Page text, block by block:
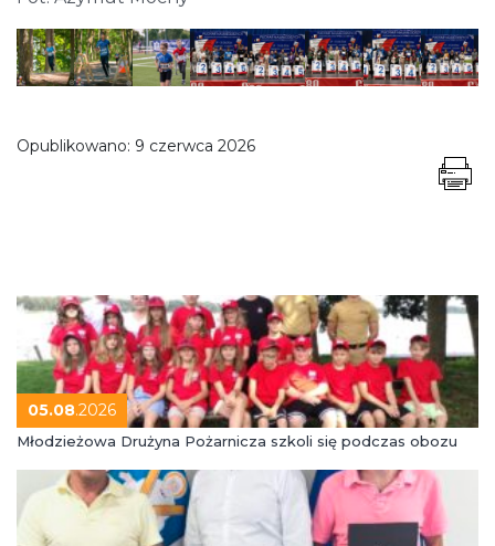
Opublikowano: 9 czerwca 2026
05.08.2026
Młodzieżowa Drużyna Pożarnicza szkoli się podczas obozu